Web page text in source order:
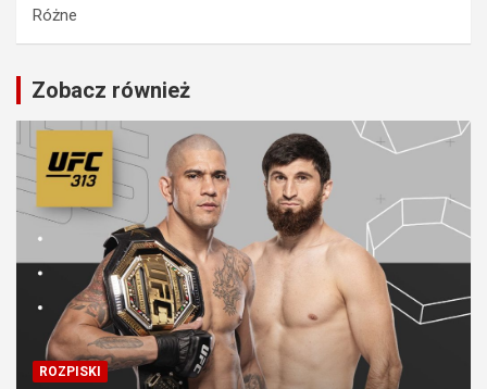
Różne
Zobacz również
ROZPISKI